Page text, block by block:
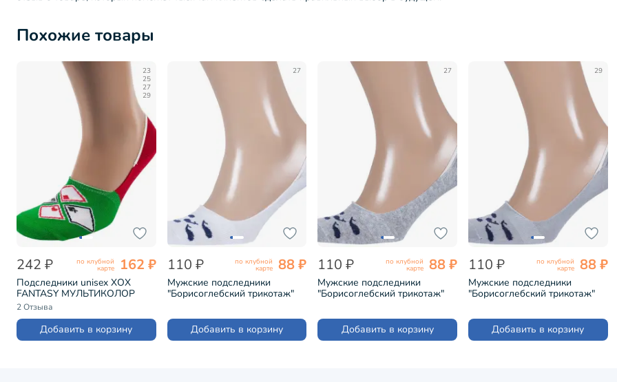
Похожие товары
23
25
27
29
242 ₽ по клубной
карте 162 ₽
Подследники unisex ХОХ
FANTASY МУЛЬТИКОЛОР
(SF-8)
2 Отзыва
Добавить в корзину
27
110 ₽ по клубной
карте 88 ₽
Мужские подследники
"Борисоглебский трикотаж"
Добавить в корзину
27
110 ₽ по клубной
карте 88 ₽
Мужские подследники
"Борисоглебский трикотаж"
Добавить в корзину
29
110 ₽ по клубной
карте 88 ₽
Мужские подследники
"Борисоглебский трикотаж"
Добавить в корзину